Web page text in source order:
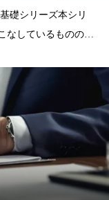
礎シリーズ本シリ
なしているものの不
す。各分野を意欲的